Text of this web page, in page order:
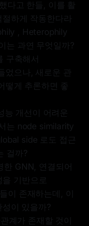
다고 한들, 이를 활
하게 작동한다라
, Heterophily
는 과연 무엇일까?
구축해서
었으나, 새로운 관
떻게 추론하면 좋
개선이 어려운
는 node similarity
side 로도 접근
걸까?
한 GNN, 연결되어
기반으로
이 존재하는데, 이
이 있을까?
계가 존재할 것이